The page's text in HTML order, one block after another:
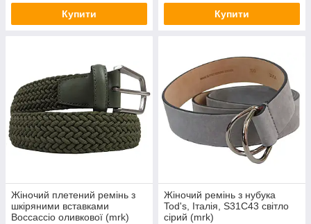
Купити Купити
Жіночий плетений ремінь з
шкіряними вставками
Boccaccio оливкової (mrk)
Жіночий ремінь з нубука
Tod's, Італія, S31C43 світло
сірий (mrk)